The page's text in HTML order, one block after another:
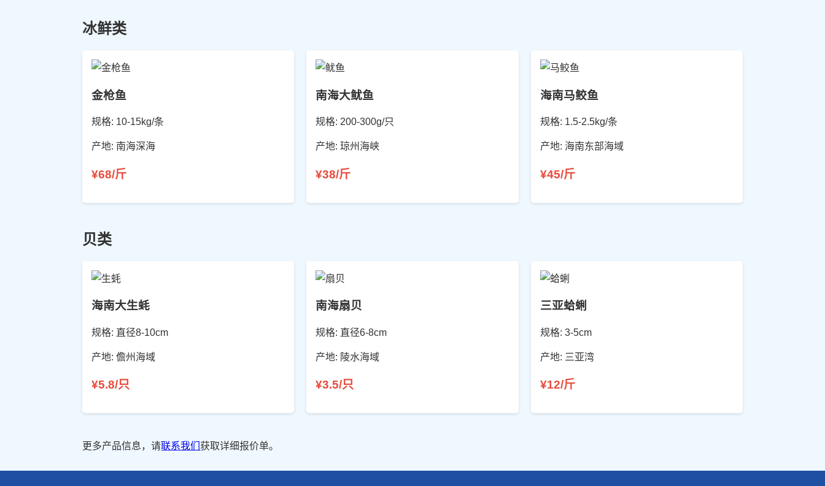
冰鲜类
金枪鱼
规格: 10-15kg/条
产地: 南海深海
¥68/斤
南海大鱿鱼
规格: 200-300g/只
产地: 琼州海峡
¥38/斤
海南马鲛鱼
规格: 1.5-2.5kg/条
产地: 海南东部海域
¥45/斤
贝类
海南大生蚝
规格: 直径8-10cm
产地: 儋州海域
¥5.8/只
南海扇贝
规格: 直径6-8cm
产地: 陵水海域
¥3.5/只
三亚蛤蜊
规格: 3-5cm
产地: 三亚湾
¥12/斤
更多产品信息，请联系我们获取详细报价单。